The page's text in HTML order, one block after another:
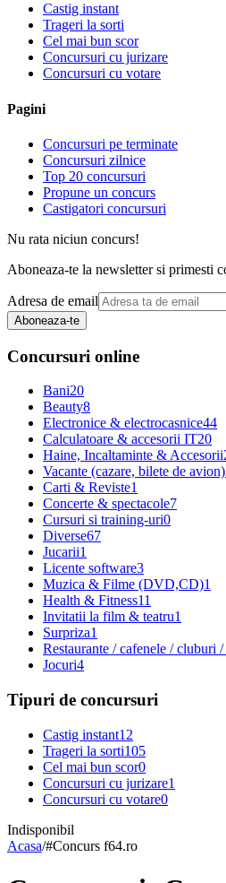
Castig instant
Trageri la sorti
Cel mai bun scor
Concursuri cu jurizare
Concursuri cu votare
Pagini
Concursuri pe terminate
Concursuri zilnice
Top 20 concursuri
Propune un concurs
Castigatori concursuri
Nu rata niciun concurs!
Aboneaza-te la newsletter si primesti
Adresa de email
Aboneaza-te
Concursuri online
Bani20
Beauty8
Electronice & electrocasnice44
Calculatoare & accesorii IT20
Haine, Incaltaminte & Accesorii
Vacante (cazare, bilete de avion)
Carti & Reviste1
Concerte & spectacole7
Cursuri si training-uri0
Diverse67
Jucarii1
Licente software3
Muzica & Filme (DVD,CD)1
Health & Fitness11
Invitatii la film & teatru1
Surpriza1
Restaurante / cafenele / cluburi
Jocuri4
Tipuri de concursuri
Castig instant12
Trageri la sorti105
Cel mai bun scor0
Concursuri cu jurizare1
Concursuri cu votare0
Indisponibil
Acasa/#Concurs f64.ro